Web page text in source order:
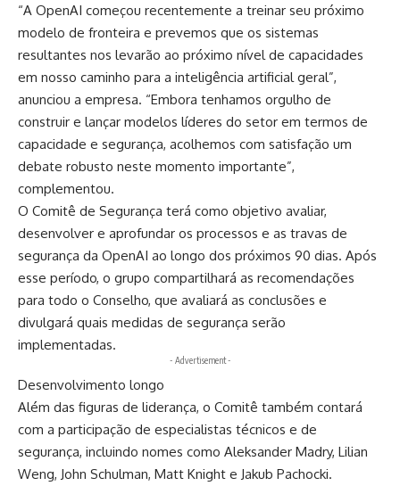
“A OpenAI começou recentemente a treinar seu próximo
modelo de fronteira e prevemos que os sistemas
resultantes nos levarão ao próximo nível de capacidades
em nosso caminho para a inteligência artificial geral”,
anunciou a empresa. “Embora tenhamos orgulho de
construir e lançar modelos líderes do setor em termos de
capacidade e segurança, acolhemos com satisfação um
debate robusto neste momento importante”,
complementou.
O Comitê de Segurança terá como objetivo avaliar,
desenvolver e aprofundar os processos e as travas de
segurança da OpenAI ao longo dos próximos 90 dias. Após
esse período, o grupo compartilhará as recomendações
para todo o Conselho, que avaliará as conclusões e
divulgará quais medidas de segurança serão
implementadas.
- Advertisement -
Desenvolvimento longo
Além das figuras de liderança, o Comitê também contará
com a participação de especialistas técnicos e de
segurança, incluindo nomes como Aleksander Madry, Lilian
Weng, John Schulman, Matt Knight e Jakub Pachocki.